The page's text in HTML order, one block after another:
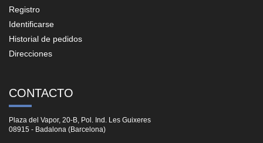
Registro
Identificarse
Historial de pedidos
Direcciones
CONTACTO
Plaza del Vapor, 20-B, Pol. Ind. Les Guixeres
08915 - Badalona (Barcelona)